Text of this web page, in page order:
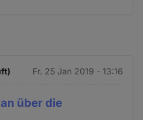
Fr. 25 Jan 2019 - 13:16
über die